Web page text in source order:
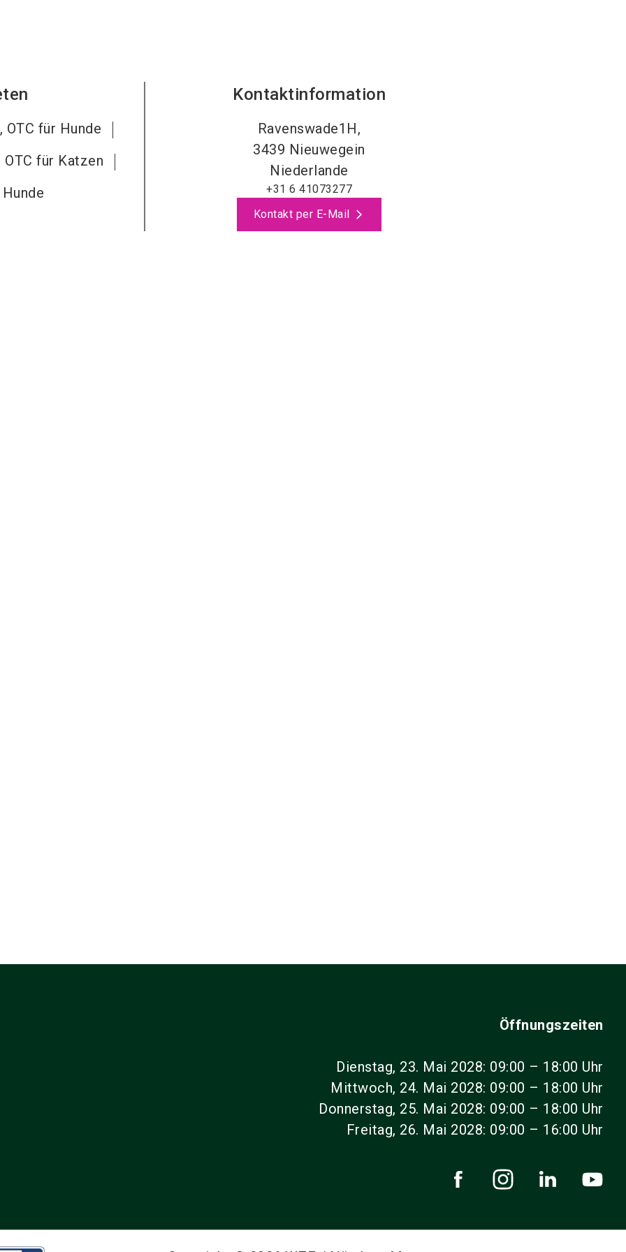
für Hunde
für Katzen
Kontaktinformation
Ravenswade1H,
3439 Nieuwegein
Niederlande
+31 6 41073277
Kontakt per E-Mail
Öffnungszeiten
Dienstag, 23. Mai 2028: 09:00 – 18:00 Uhr
Mittwoch, 24. Mai 2028: 09:00 – 18:00 Uhr
Donnerstag, 25. Mai 2028: 09:00 – 18:00 Uhr
Freitag, 26. Mai 2028: 09:00 – 16:00 Uhr